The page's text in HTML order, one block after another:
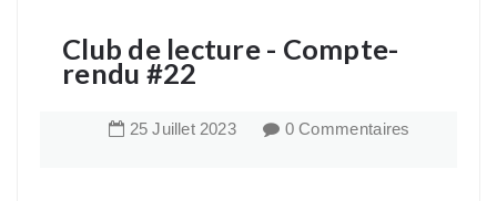
Club de lecture - Compte-
rendu #22
25 Juillet 2023 0 Commentaires